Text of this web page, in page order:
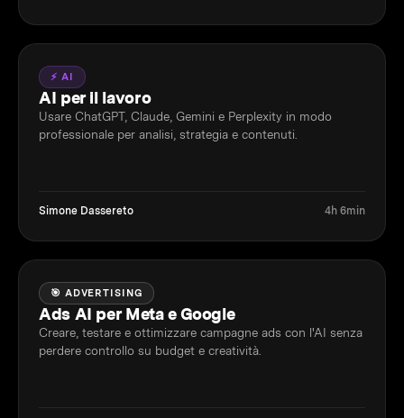
⚡ AI
AI per il lavoro
Usare ChatGPT, Claude, Gemini e Perplexity in modo
professionale per analisi, strategia e contenuti.
Simone Dassereto 4h 6min
🎯 ADVERTISING
Ads AI per Meta e Google
Creare, testare e ottimizzare campagne ads con l'AI senza
perdere controllo su budget e creatività.